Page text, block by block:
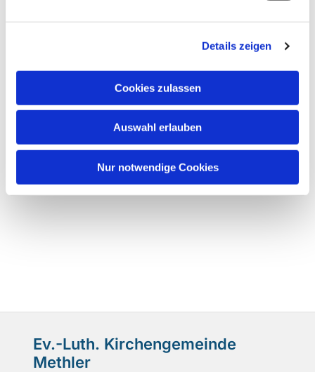
Details zeigen
Cookies zulassen
Auswahl erlauben
Nur notwendige Cookies
Ev.-Luth. Kirchengemeinde
Methler